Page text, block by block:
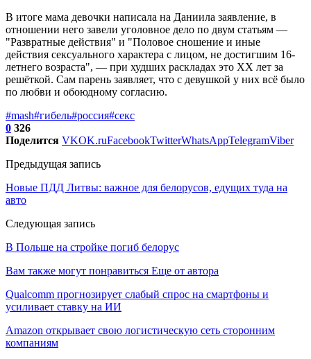
В итоге мама девочки написала на Даниила заявление, в
отношении него завели уголовное дело по двум статьям —
"Развратные действия" и "Половое сношение и иные
действия сексуального характера с лицом, не достигшим 16-
летнего возраста", — при худших раскладах это ХХ лет за
решёткой. Сам парень заявляет, что с девушкой у них всё было
по любви и обоюдному согласию.
#mash#гибель#россия#секс
0 326
Поделится VKOK.ruFacebookTwitterWhatsAppTelegramViber
Предыдущая запись
Новые ПДД Литвы: важное для белорусов, едущих туда на
авто
Следующая запись
В Польше на стройке погиб белорус
Вам также могут понравиться Еще от автора
Qualcomm прогнозирует слабый спрос на смартфоны и
усиливает ставку на ИИ
Amazon открывает свою логистическую сеть сторонним
компаниям